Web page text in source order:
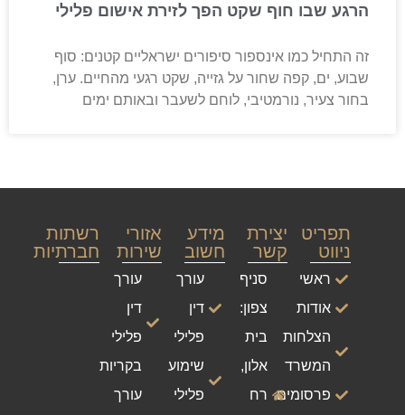
הרגע שבו חוף שקט הפך לזירת אישום פלילי
זה התחיל כמו אינספור סיפורים ישראליים קטנים: סוף
שבוע, ים, קפה שחור על גזייה, שקט רגעי מהחיים. ערן,
בחור צעיר, נורמטיבי, לוחם לשעבר ובאותם ימים
תפריט
ניווט
ראשי
אודות
הצלחות
המשרד
פרסומים
יצירת
קשר
סניף
צפון:
בית
אלון,
רח
מידע
חשוב
עורך
דין
פלילי
שימוע
פלילי
אזורי
שירות
עורך
דין
פלילי
בקריות
עורך
רשתות
חברתיות